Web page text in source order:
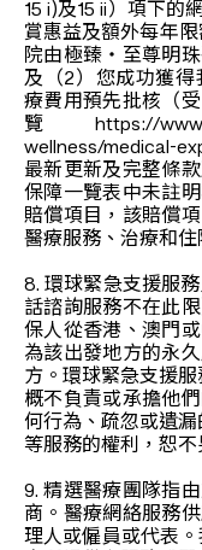
15 i)及15 ii）項下的
賞惠益及額外每年
院由極臻‧至尊明
及（2）您成功獲得
療費用預先批核（
覽https://
wellness/medical-
最新更新及完整條
保障一覽表中未註
賠償項目，該賠償
醫療服務、治療和住
8. 環球緊急支援服
話諮詢服務不在此
保人從香港、澳門
為該出發地方的永
方。環球緊急支援
概不負責或承擔他
何行為、疏忽或遺
等服務的權利，恕不
9. 精選醫療團隊指
商。醫療網絡服務
理人或僱員或代表